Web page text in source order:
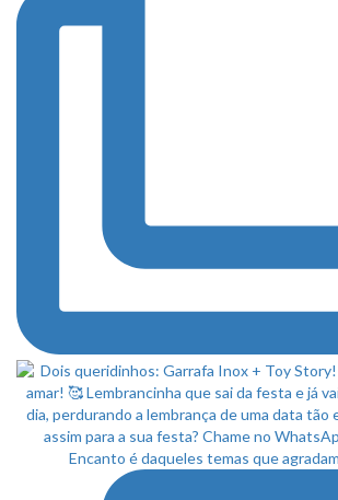
Encanto é daqueles temas que